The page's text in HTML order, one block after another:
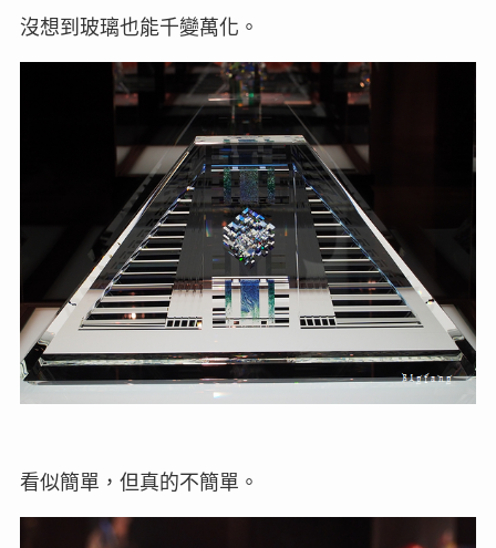
沒想到玻璃也能千變萬化。
看似簡單，但真的不簡單。